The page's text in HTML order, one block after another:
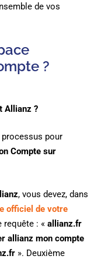
de vos
?
Allianz ?
processus pour
Compte sur
, vous devez, dans
officiel de votre
requête : « allianz.fr
allianz mon compte
». Deuxième